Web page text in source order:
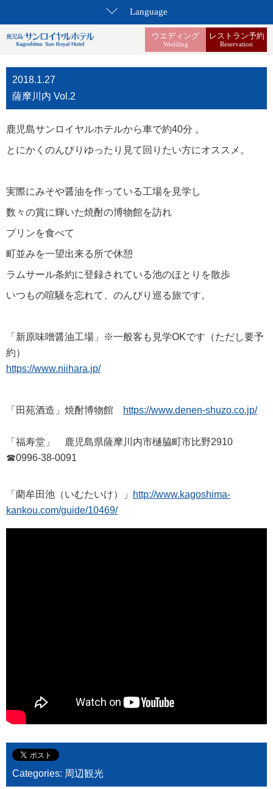
ウエディング
Wedding
レストラン予約
Reservation
Language
2018.1.27
薩摩川内 Vol.2
鹿児島サンロイヤルホテルから車で約40分 。
とにかくのんびりゆったり見て回りたい方にオススメ。
実際にみそや醤油を作っている工場を見学し
数々の賞に輝いた焼酎の博物館を訪れ
プリンを食べて
町並みを一望出来る所で休憩
ラムサール条約に登録されている池のほとりを散歩
いつもの喧騒を忘れて、のんびり巡る旅です。
「新原味噌醤油工場」※一般客も見学OKです（ただし要予
約）
https://www.niihara.jp/
「田苑酒造」焼酎博物館 https://www.denen-shuzo.co.jp/
「福寿堂」 鹿児島県薩摩川内市樋脇町市比野2910
☎0996-38-0091
「藺牟田池（いむたいけ）」
http://www.kagoshima-
kankou.com/guide/10469/
Categories: 周辺観光